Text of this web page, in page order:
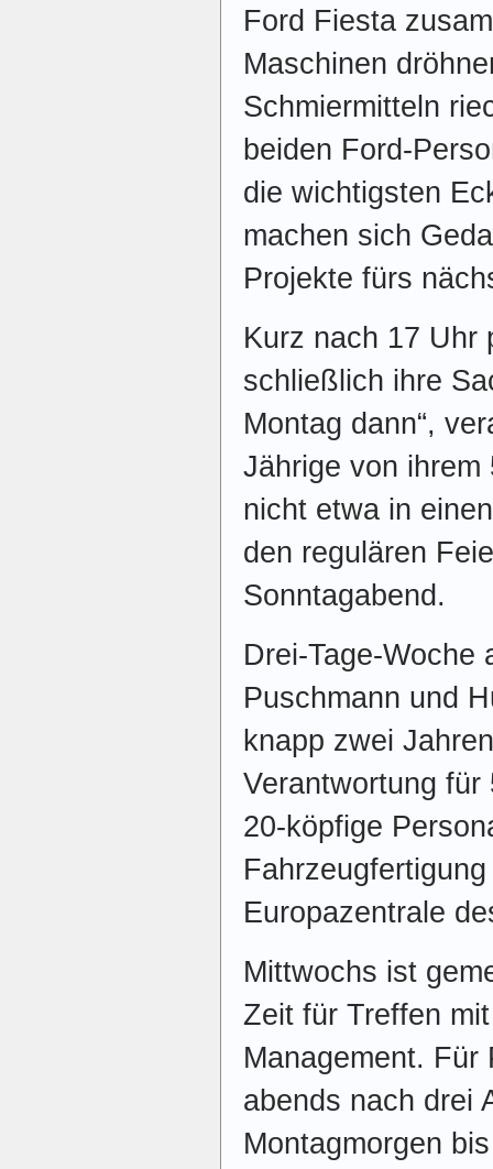
Ford Fiesta
Maschinen
Schmiermitteln
beiden Ford-
die wichtigsten
machen sich
Projekte fürs
Kurz nach 17 Uhr
schließlich ihre
Montag dann“,
Jährige von ihrem
nicht etwa in
den regulären
Sonntagabend.
Drei-Tage-Woche
Puschmann und
knapp zwei
Verantwortung für
20-köpfige
Europazentrale
Mittwochs ist
Zeit für Treffen
Management. Für
abends nach drei
Montagmorgen